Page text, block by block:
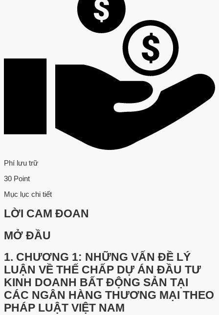
Phí lưu trữ
30 Point
Mục lục chi tiết
LỜI CAM ĐOAN
MỞ ĐẦU
1. CHƯƠNG 1: NHỮNG VẤN ĐỀ LÝ
LUẬN VỀ THẾ CHẤP DỰ ÁN ĐẦU TƯ
KINH DOANH BẤT ĐỘNG SẢN TẠI
CÁC NGÂN HÀNG THƯƠNG MẠI THEO
PHÁP LUẬT VIỆT NAM